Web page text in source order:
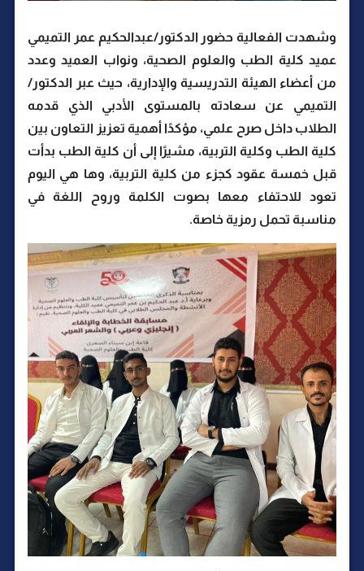
وشهدت الفعالية حضور الدكتور/عبدالحكيم عمر التميمي
عميد كلية الطب والعلوم الصحية، ونواب العميد وعدد
من أعضاء الهيئة التدريسية والإدارية، حيث عبر الدكتور/
التميمي عن سعادته بالمستوى الأدبي الذي قدمه
الطلاب داخل صرح علمي، مؤكدًا أهمية تعزيز التعاون بين
كلية الطب وكلية التربية، مشيرًا إلى أن كلية الطب بدأت
قبل خمسة عقود كجزء من كلية التربية، وها هي اليوم
تعود للاحتفاء معها بصوت الكلمة وروح اللغة في
مناسبة تحمل رمزية خاصة.